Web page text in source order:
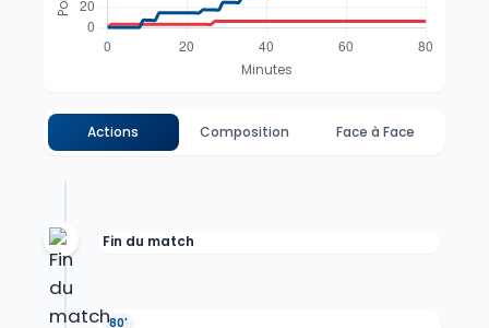
Actions Composition Face à Face
Fin du match
80'